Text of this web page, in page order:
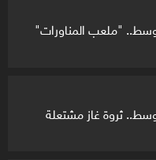
"ملعب المناورات"
ثروة غاز مشتعلة